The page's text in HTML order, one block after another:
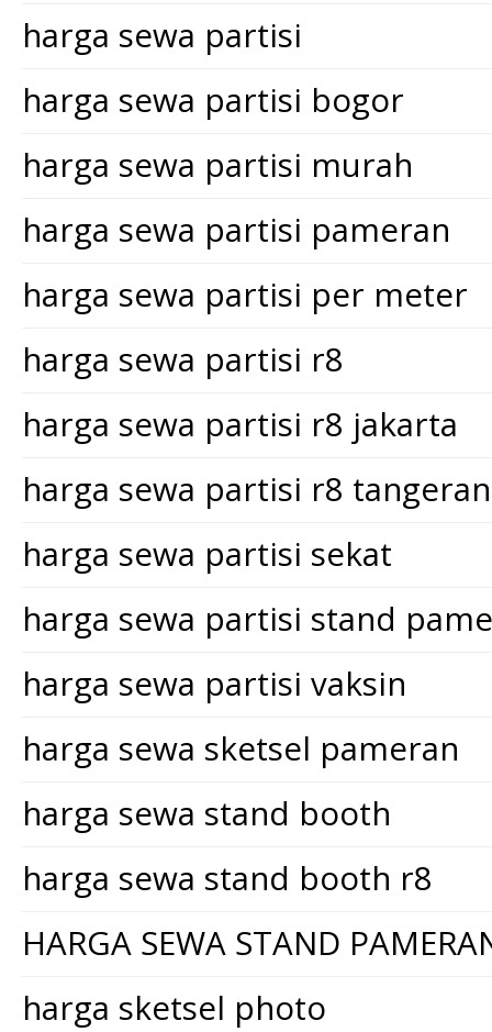
harga sewa partisi
harga sewa partisi bogor
harga sewa partisi murah
harga sewa partisi pameran
harga sewa partisi per meter
harga sewa partisi r8
harga sewa partisi r8 jakarta
harga sewa partisi r8
harga sewa partisi sekat
harga sewa partisi stand
harga sewa partisi vaksin
harga sewa sketsel pameran
harga sewa stand booth
harga sewa stand booth r8
HARGA SEWA STAND
harga sketsel photo